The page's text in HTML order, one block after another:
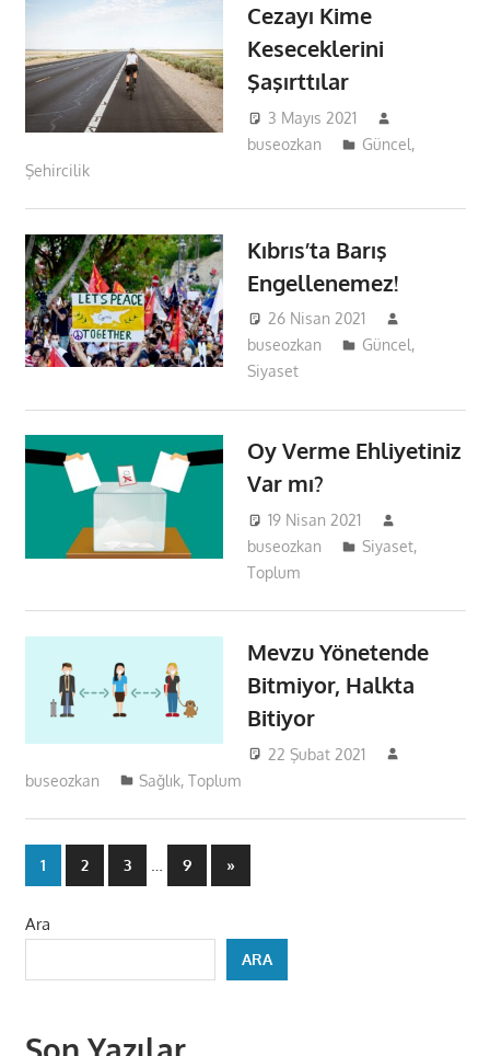
Cezayı Kime
Keseceklerini
Şaşırttılar
3 Mayıs 2021
buseozkan
Güncel,
Şehircilik
Kıbrıs’ta Barış
Engellenemez!
26 Nisan 2021
buseozkan
Güncel,
Siyaset
Oy Verme Ehliyetiniz
Var mı?
19 Nisan 2021
buseozkan
Siyaset,
Toplum
Mevzu Yönetende
Bitmiyor, Halkta
Bitiyor
22 Şubat 2021
buseozkan
Sağlık,Toplum
Yazı
1 2 3 9
Next
Posts
»
Ara
ARA